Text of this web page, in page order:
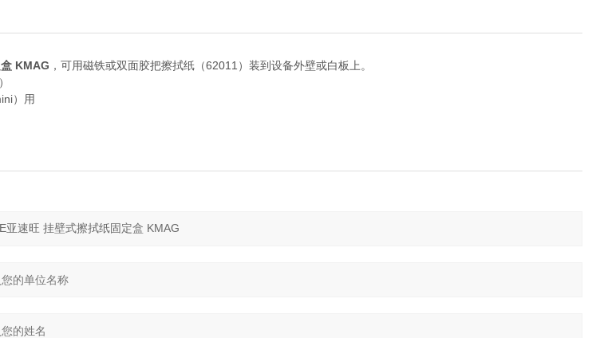
KMAG ，可用磁铁或双面胶把擦拭纸（62011）装到设备外壁或白板上。
）用